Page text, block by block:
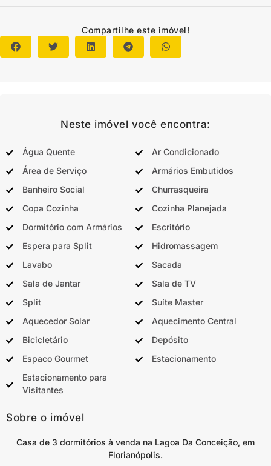
Compartilhe este imóvel!
Neste imóvel você encontra:
Água Quente
Ar Condicionado
Área de Serviço
Armários Embutidos
Banheiro Social
Churrasqueira
Copa Cozinha
Cozinha Planejada
Dormitório com Armários
Escritório
Espera para Split
Hidromassagem
Lavabo
Sacada
Sala de Jantar
Sala de TV
Split
Suíte Master
Aquecedor Solar
Aquecimento Central
Bicicletário
Depósito
Espaco Gourmet
Estacionamento
Estacionamento para
Visitantes
Sobre o imóvel
Casa de 3 dormitórios à venda na Lagoa Da Conceição, em
Florianópolis.